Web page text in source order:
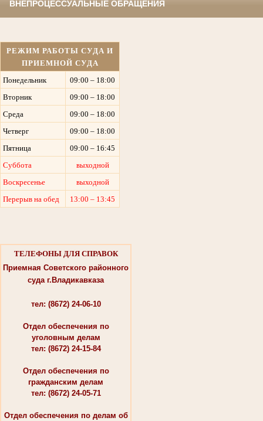
ВНЕПРОЦЕССУАЛЬНЫЕ ОБРАЩЕНИЯ
РЕЖИМ РАБОТЫ СУДА И
ПРИЕМНОЙ СУДА
Понедельник
09:00 – 18:00
Вторник
09:00 – 18:00
Среда
09:00 – 18:00
Четверг
09:00 – 18:00
Пятница
09:00 – 16:45
Суббота
выходной
Воскресенье
выходной
Перерыв на обед
13:00 – 13:45
ТЕЛЕФОНЫ ДЛЯ СПРАВОК
Приемная Советского районного
суда г.Владикавказа
тел: (8672) 24-06-10
Отдел обеспечения по
уголовным делам
тел: (8672) 24-15-84
Отдел обеспечения по
гражданским делам
тел: (8672) 24-05-71
Отдел обеспечения по делам об